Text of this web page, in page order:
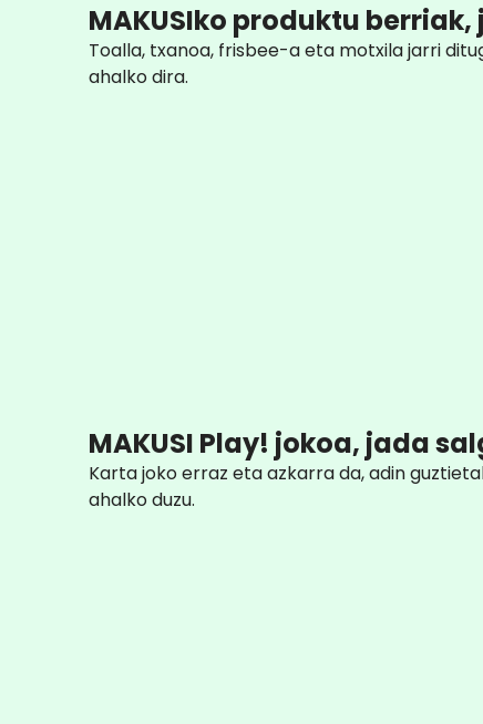
MAKUSIko produktu
Toalla, txanoa, frisbee-a eta motxila jarri
ahalko dira.
MAKUSI Play! jokoa, jada
Karta joko erraz eta azkarra da, adin
ahalko duzu.